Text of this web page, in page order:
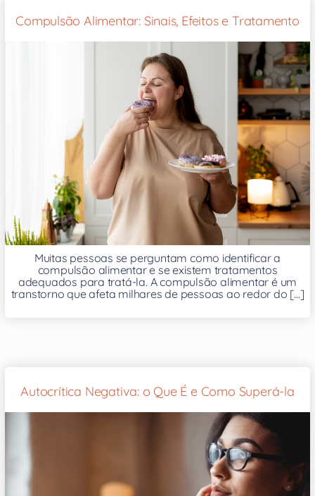
Compulsão Alimentar: Sinais, Efeitos e Tratamento
Muitas pessoas se perguntam como identificar a
compulsão alimentar e se existem tratamentos
adequados para tratá-la. A compulsão alimentar é um
transtorno que afeta milhares de pessoas ao redor do [...]
Autocrítica Negativa: o Que É e Como Superá-la